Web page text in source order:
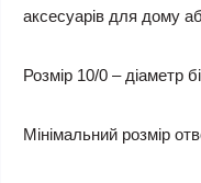
аксесуарів для дому
Розмір 10/0 – діаметр
Мінімальний розмір